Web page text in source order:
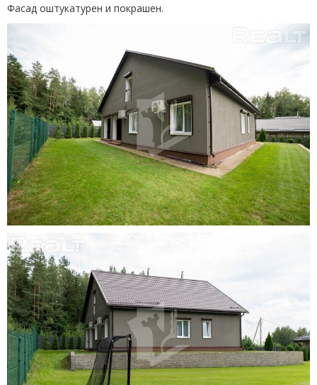
Фасад оштукатурен и покрашен.